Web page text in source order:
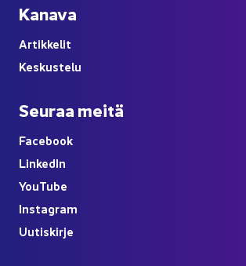
Ka­na­va
Ar­tik­ke­lit
Kes­kus­te­lu
Seu­raa meitä
Face­book
Lin­ke­dIn
YouTube
Ins­ta­gram
Uu­tis­kir­je